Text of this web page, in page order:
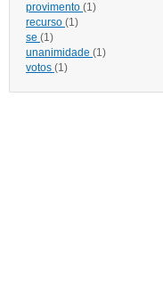
provimento (1)
recurso (1)
se (1)
unanimidade (1)
votos (1)